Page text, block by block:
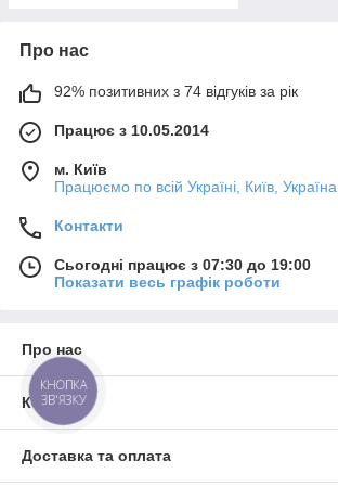
Про нас
92% позитивних з 74 відгуків за рік
Працює з 10.05.2014
м. Київ
Працюємо по всій Україні, Київ, Україна
Контакти
Сьогодні працює з 07:30 до 19:00
Показати весь графік роботи
Про нас
Контакти
Доставка та оплата
КНОПКА
ЗВ'ЯЗКУ